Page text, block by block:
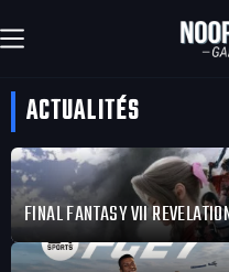
au
contenu
ACTUALITÉS
FINAL FANTASY VII